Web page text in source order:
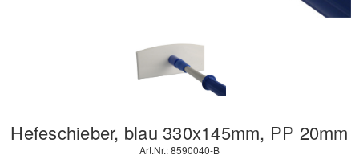
Hefeschieber, blau 330x145mm, PP 20mm
Art.Nr.: 8590040-B